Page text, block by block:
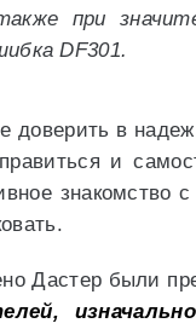
при
DF301.
доверить в
и
знакомство
Дастер были